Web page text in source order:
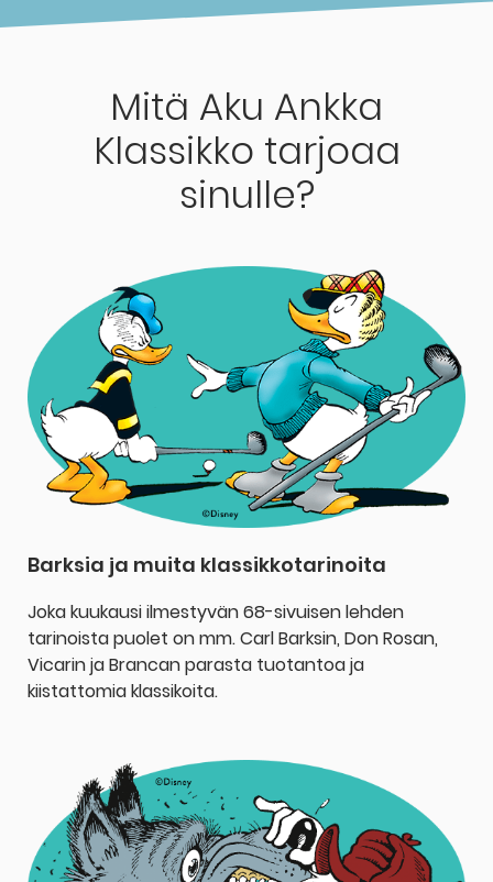
Mitä Aku Ankka
Klassikko tarjoaa
sinulle?
Barksia ja muita klassikkotarinoita
Joka kuukausi ilmestyvän 68-sivuisen lehden
tarinoista puolet on mm. Carl Barksin, Don Rosan,
Vicarin ja Brancan parasta tuotantoa ja
kiistattomia klassikoita.